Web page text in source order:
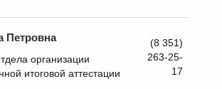
Петровна
организации
итоговой аттестации
(8 351)
263-25-
17